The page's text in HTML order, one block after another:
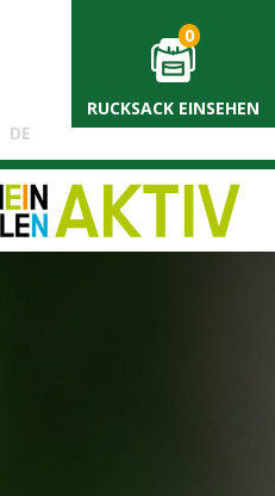
0
RUCKSACK EINSEHEN
DE